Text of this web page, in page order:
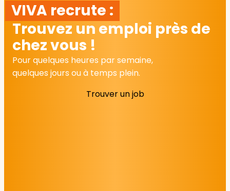
VIVA recrute :
Trouvez un emploi près de
chez vous !
Pour quelques heures par semaine,
quelques jours ou à temps plein.
Trouver un job